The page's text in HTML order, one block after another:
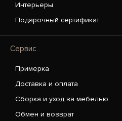
Интерьеры
Подарочный сертификат
Сервис
Примерка
Доставка и оплата
Сборка и уход за мебелью
Обмен и возврат